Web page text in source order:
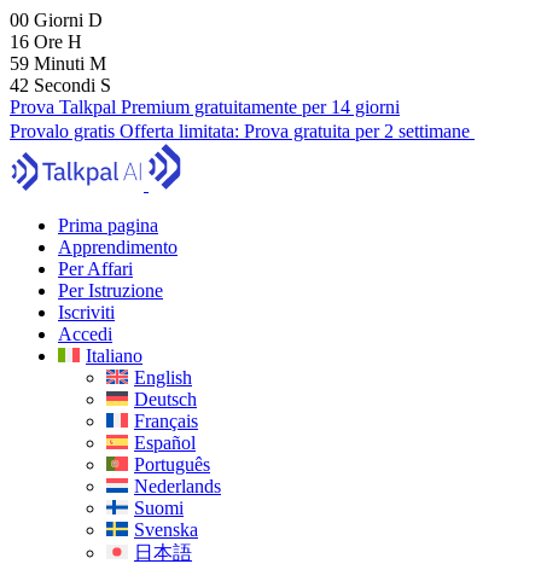
00 Giorni D
16 Ore H
59 Minuti M
40 Secondi S
Prova Talkpal Premium gratuitamente per 14 giorni
Provalo gratis Offerta limitata: Prova gratuita per 2 settimane
Prima pagina
Apprendimento
Per Affari
Per Istruzione
Iscriviti
Accedi
Italiano
English
Deutsch
Français
Español
Português
Nederlands
Suomi
Svenska
日本語